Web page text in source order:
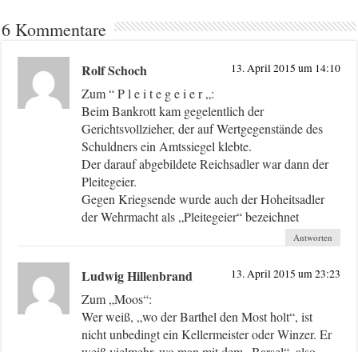
6 Kommentare
Rolf Schoch 13. April 2015 um 14:10
Zum “ P l e i t e g e i e r „:
Beim Bankrott kam gegelentlich der
Gerichtsvollzieher, der auf Wertgegenstände des
Schuldners ein Amtssiegel klebte.
Der darauf abgebildete Reichsadler war dann der
Pleitegeier.
Gegen Kriegsende wurde auch der Hoheitsadler
der Wehrmacht als „Pleitegeier“ bezeichnet
Antworten
Ludwig Hillenbrand 13. April 2015 um 23:23
Zum „Moos“:
Wer weiß, „wo der Barthel den Most holt“, ist
nicht unbedingt ein Kellermeister oder Winzer. Er